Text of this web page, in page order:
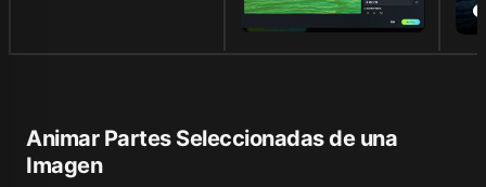
Animar Partes Seleccionadas de una
Imagen